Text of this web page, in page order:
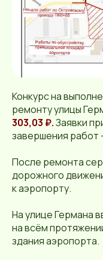
Конкурс на
ремонту улицы
303,03 ₽.Заявки
завершения работ
После ремонта
дорожного
к аэропорту.
На улице Германа
на всём
здания аэропорта.